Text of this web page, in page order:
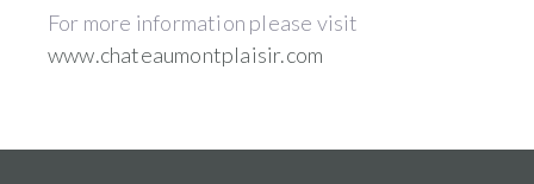
For more information please visit
www.chateaumontplaisir.com